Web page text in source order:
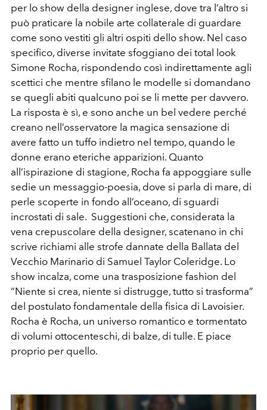
per lo show della designer inglese, dove tra l’altro si
può praticare la nobile arte collaterale di guardare
come sono vestiti gli altri ospiti dello show. Nel caso
specifico, diverse invitate sfoggiano dei total look
Simone Rocha, rispondendo così indirettamente agli
scettici che mentre sfilano le modelle si domandano
se quegli abiti qualcuno poi se li mette per davvero.
La risposta è sì, e sono anche un bel vedere perché
creano nell’osservatore la magica sensazione di
avere fatto un tuffo indietro nel tempo, quando le
donne erano eteriche apparizioni. Quanto
all’ispirazione di stagione, Rocha fa appoggiare sulle
sedie un messaggio-poesia, dove si parla di mare, di
perle scoperte in fondo all’oceano, di sguardi
incrostati di sale. Suggestioni che, considerata la
vena crepuscolare della designer, scatenano in chi
scrive richiami alle strofe dannate della Ballata del
Vecchio Marinario di Samuel Taylor Coleridge. Lo
show incalza, come una trasposizione fashion del
“Niente si crea, niente si distrugge, tutto si trasforma”
del postulato fondamentale della fisica di Lavoisier.
Rocha è Rocha, un universo romantico e tormentato
di volumi ottocenteschi, di balze, di tulle. E piace
proprio per quello.